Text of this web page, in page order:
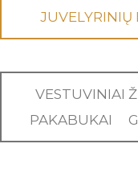
JUVELYRINIŲ
VESTUVINIAI
PAKABUKAI